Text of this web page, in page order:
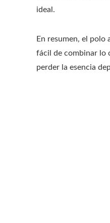
ideal.
En resumen, el
fácil de combinar lo
perder la esencia